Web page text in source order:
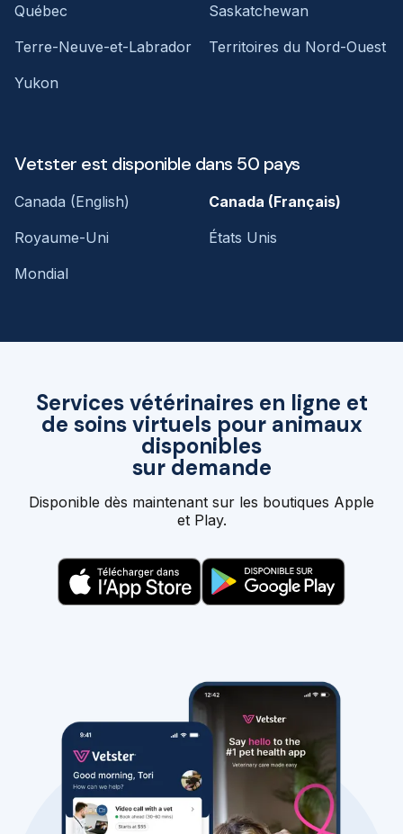
Services vétérinaires en ligne et
de soins virtuels pour animaux
disponibles
sur demande
Disponible dès maintenant sur les boutiques Apple
et Play.
Québec
Saskatchewan
Terre-Neuve-et-Labrador
Territoires du Nord-Ouest
Yukon
Vetster est disponible dans 50 pays
Canada (English)
Canada (Français)
Royaume-Uni
États Unis
Mondial